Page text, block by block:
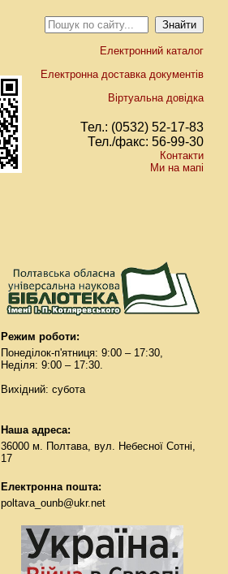
Електронний каталог
Електронна доставка документів
Віртуальна довідка
Тел.: (0532) 52-17-83
Тел./факс: 56-99-30
Контакти
Ми на мапі
Режим роботи:
Понеділок-п'ятниця: 9:00 – 17:30,
Неділя: 9:00 – 17:30.
Вихідний: субота
Наша адреса:
36000 м. Полтава, вул. Небесної Сотні,
17
Електронна пошта:
poltava_ounb@ukr.net